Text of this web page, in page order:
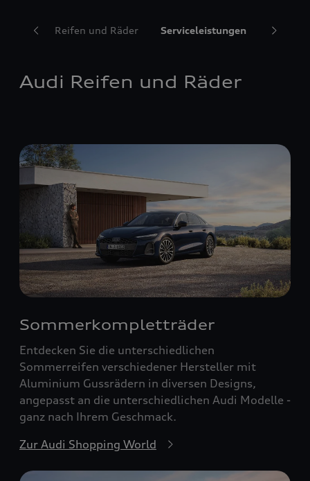
Audi Reifen und Räder Serviceleistungen
Audi Reifen und Räder
Sommerkompletträder
Entdecken Sie die unterschiedlichen
Sommerreifen verschiedener Hersteller mit
Aluminium Gussrädern in diversen Designs,
angepasst an die unterschiedlichen Audi Modelle -
ganz nach Ihrem Geschmack.
Zur Audi Shopping World